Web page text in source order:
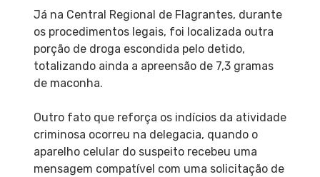
Já na Central Regional de Flagrantes, durante
os procedimentos legais, foi localizada outra
porção de droga escondida pelo detido,
totalizando ainda a apreensão de 7,3 gramas
de maconha.
Outro fato que reforça os indícios da atividade
criminosa ocorreu na delegacia, quando o
aparelho celular do suspeito recebeu uma
mensagem compatível com uma solicitação de